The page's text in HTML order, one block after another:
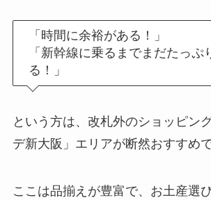
「時間に余裕がある！」
「新幹線に乗るまでまだたっぷ
る！」
という方は、改札外のショッピン
デ新大阪」エリアが断然おすすめで
ここは品揃えが豊富で、お土産選